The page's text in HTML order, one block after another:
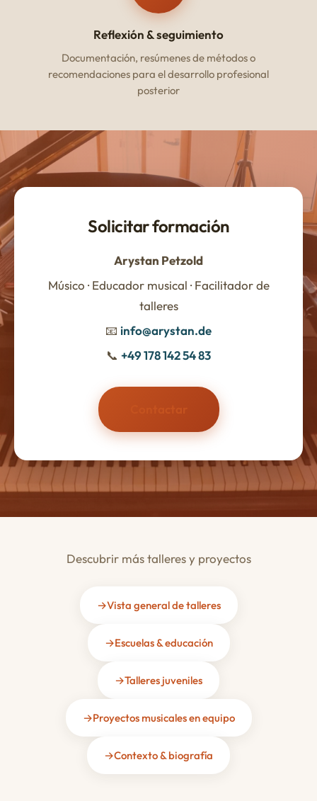
Reflexión & seguimiento
Documentación, resúmenes de métodos o
recomendaciones para el desarrollo profesional
posterior
Solicitar formación
Arystan Petzold
Músico · Educador musical · Facilitador de
talleres
📧 info@arystan.de
📞 +49 178 142 54 83
Descubrir más talleres y proyectos
Vista general de talleres
Escuelas & educación
Talleres juveniles
Proyectos musicales en equipo
Contexto & biografía